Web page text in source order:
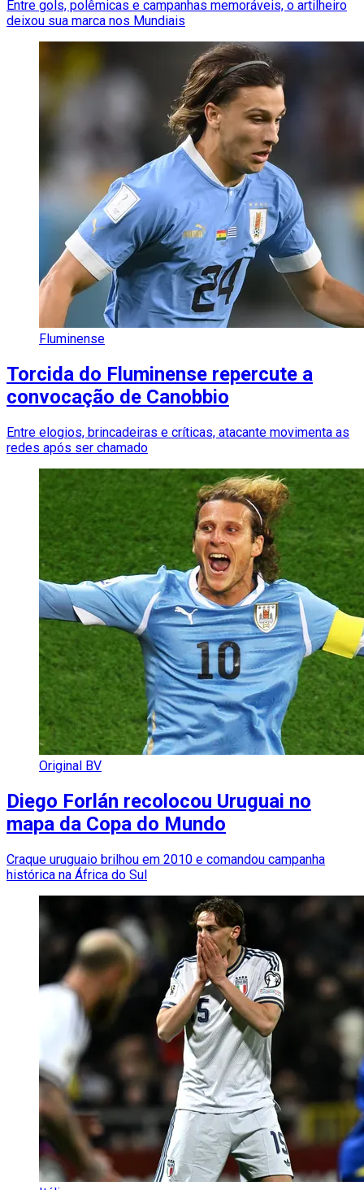
Entre gols, polêmicas e campanhas memoráveis, o artilheiro
deixou sua marca nos Mundiais
Fluminense
Torcida do Fluminense repercute a
convocação de Canobbio
Entre elogios, brincadeiras e críticas, atacante movimenta as
redes após ser chamado
Original BV
Diego Forlán recolocou Uruguai no
mapa da Copa do Mundo
Craque uruguaio brilhou em 2010 e comandou campanha
histórica na África do Sul